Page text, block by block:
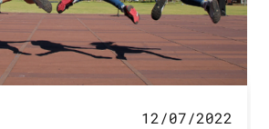
12/07/2022